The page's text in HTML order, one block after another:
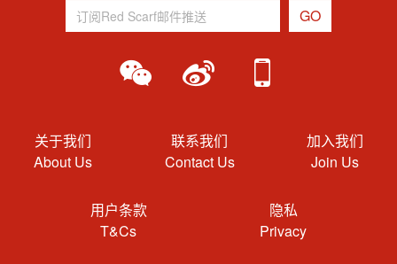
关于我们
About Us
联系我们
Contact Us
加入我们
Join Us
用户条款
T&Cs
隐私
Privacy